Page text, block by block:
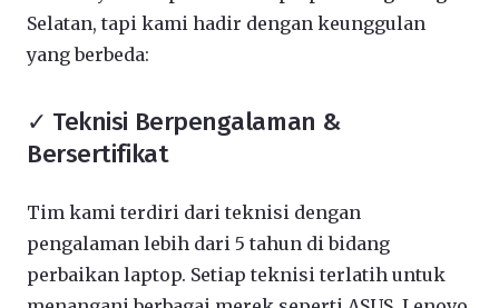
Selatan, tapi kami hadir dengan keunggulan
yang berbeda:
✓ Teknisi Berpengalaman &
Bersertifikat
Tim kami terdiri dari teknisi dengan
pengalaman lebih dari 5 tahun di bidang
perbaikan laptop. Setiap teknisi terlatih untuk